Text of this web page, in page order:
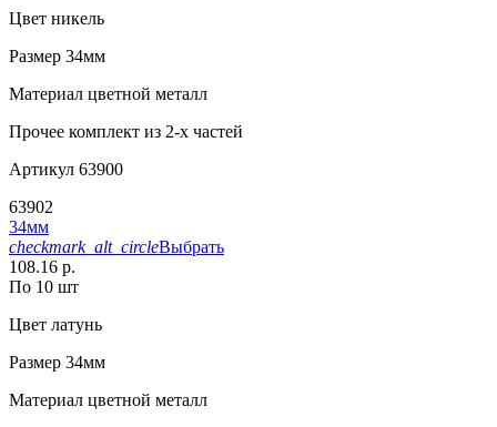
Цвет никель
Размер 34мм
Материал цветной металл
Прочее комплект из 2-х частей
Артикул 63900
63902
34мм
checkmark_alt_circleВыбрать
108.16 р.
По 10 шт
Цвет латунь
Размер 34мм
Материал цветной металл